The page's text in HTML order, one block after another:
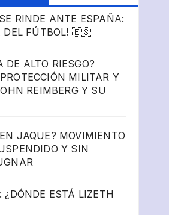
RINDE ANTE ESPAÑA:
DEL FÚTBOL! 🇪🇸
ALTO RIESGO?
MILITAR Y
REIMBERG Y SU
JAQUE? MOVIMIENTO
Y SIN
ESTÁ LIZETH